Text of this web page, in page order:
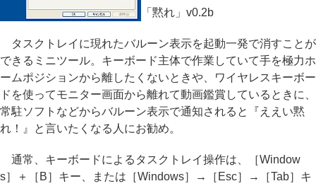
「黙れ」v0.2b
タスクトレイに現れたバルーン表示を起動一発で消すことが
できるミニツール。キーボード主体で作業していて手を極力ホ
ームポジションから離したくないときや、ワイヤレスキーボー
ドを使ってモニター画面から離れて動画鑑賞しているときに、
常駐ソフトなどからバルーン表示で通知されると『ええい黙
れ！』と言いたくなる人にお勧め。
通常、キーボードによるタスクトレイ操作は、［Window
s］＋［B］キー、または［Windows］→［Esc］→［Tab］キ